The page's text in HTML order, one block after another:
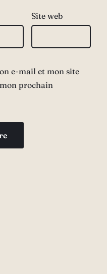
Site web
e-mail et mon site
prochain